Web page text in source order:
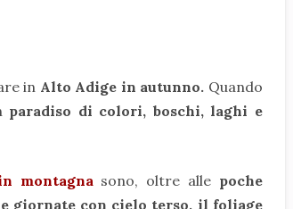
in Alto Adige in autunno. Quando
paradiso di colori, boschi, laghi e
montagnasono, oltre alle poche
giornate con cielo terso, il foliage